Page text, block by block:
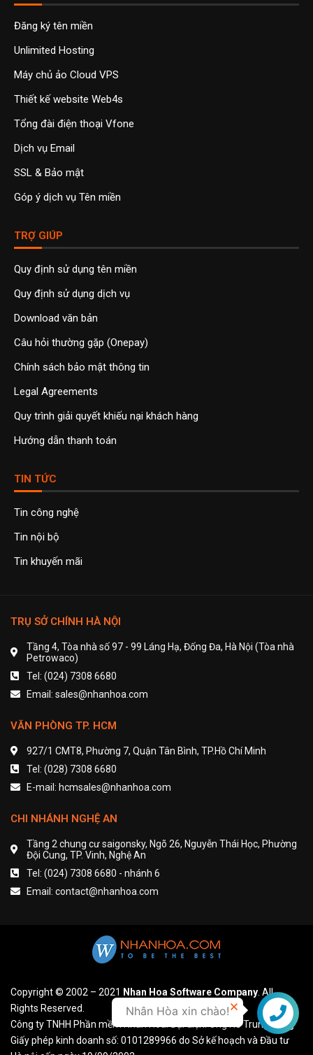
Đăng ký tên miền
Unlimited Hosting
Máy chủ ảo Cloud VPS
Thiết kế website Web4s
Tổng đài điện thoại Vfone
Dịch vụ Email
SSL & Bảo mật
Góp ý dịch vụ Tên miền
TRỢ GIÚP
Quy định sử dụng tên miền
Quy định sử dụng dịch vụ
Download văn bản
Câu hỏi thường gặp (Onepay)
Chính sách bảo mật thông tin
Legal Agreements
Quy trình giải quyết khiếu nại khách hàng
Hướng dẫn thanh toán
TIN TỨC
Tin công nghệ
Tin nội bộ
Tin khuyến mãi
TRỤ SỞ CHÍNH HÀ NỘI
Tầng 4, Tòa nhà số 97 - 99 Láng Hạ, Đống Đa, Hà Nội (Tòa nhà
Petrowaco)
Tel: (024) 7308 6680
Email: sales@nhanhoa.com
VĂN PHÒNG TP. HCM
927/1 CMT8, Phường 7, Quận Tân Bình, TP.Hồ Chí Minh
Tel: (028) 7308 6680
E-mail: hcmsales@nhanhoa.com
CHI NHÁNH NGHỆ AN
Tầng 2 chung cư saigonsky, Ngõ 26, Nguyễn Thái Học, Phường
Đội Cung, TP. Vinh, Nghệ An
Tel: (024) 7308 6680 - nhánh 6
Email: contact@nhanhoa.com
Copyright © 2002 – 2021 Nhan Hoa Software Company. All
Rights Reserved.
Công ty TNHH Phần mềm Nhân Hòa. Đại diện: Ông Hồ Trung Dũng
Giấy phép kinh doanh số: 0101289966 do Sở kế hoạch và Đầu tư
Liên hệ
Nhân Hòa xin chào!